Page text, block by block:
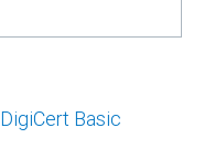
DigiCert Basic